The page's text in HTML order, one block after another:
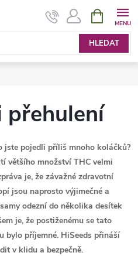
HLEDAT
NÁKUPNÍ
KOŠÍK
přehulení
jste pojedli příliš mnoho koláčků?
většího množství THC velmi
je, že závažné zdravotní
jsou naprosto výjimečné a
odezní do několika desítek
je, že postiženému se tato
bylo příjemné. HiSeeds přináší
v klidu a bezpečně.